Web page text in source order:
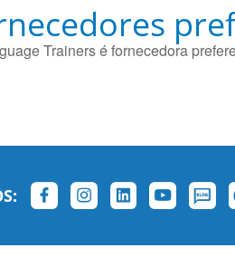
Trainers é fornecedora